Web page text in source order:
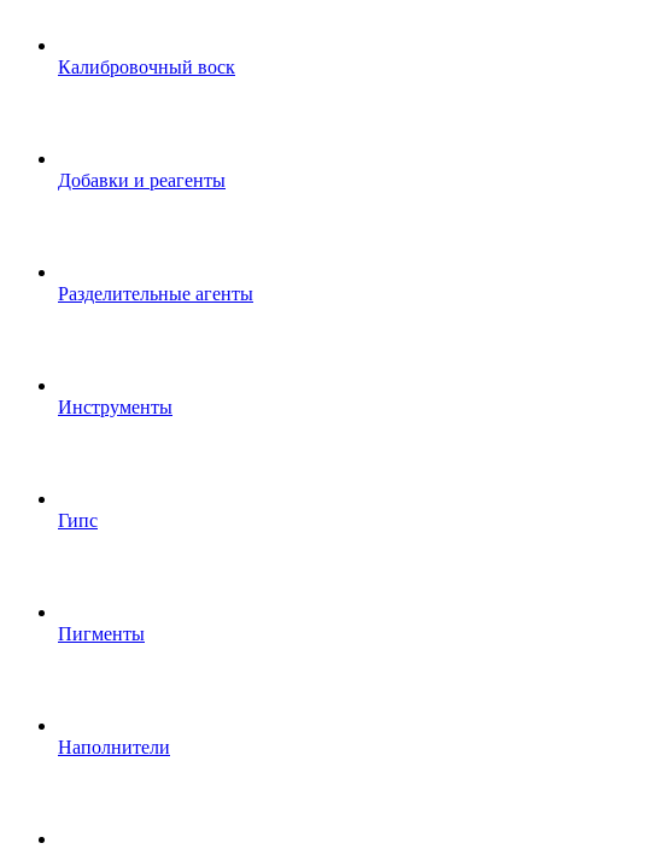
Калибровочный воск
Добавки и реагенты
Разделительные агенты
Инструменты
Гипс
Пигменты
Наполнители